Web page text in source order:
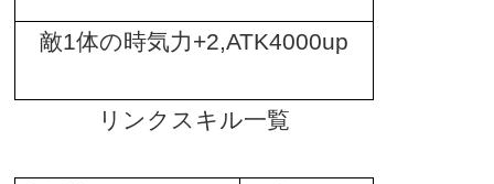
敵1体の時気力+2,ATK4000up
リンクスキル一覧